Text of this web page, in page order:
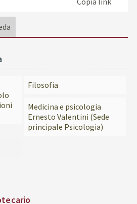
Filosofia
Medicina e psicologia
Ernesto Valentini (Sede
principale Psicologia)